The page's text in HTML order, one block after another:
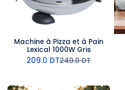
Machine à Pizza et à Pain
Lexical 1000W Gris
209.0 DT240.0DT